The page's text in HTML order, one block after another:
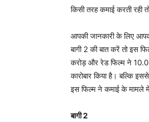
किसी तरह कमाई करती रही
आपकी जानकारी के लिए
बागी 2 की बात करें तो इस
करोड़ और रेड फिल्म ने 10.04
कारोबार किया है। बल्कि
इस फिल्म ने कमाई के मामले में
बागी 2